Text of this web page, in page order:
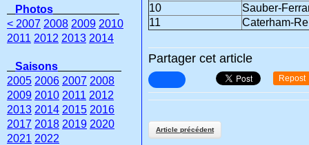
10
Sauber-
11
Caterham-
Partager cet article
Repost
Article précédent
Photos
< 2007 2008 2009 2010
2011 2012 2013 2014
Saisons
2005 2006 2007 2008
2009 2010 2011 2012
2013 2014 2015 2016
2017 2018 2019 2020
2021 2022